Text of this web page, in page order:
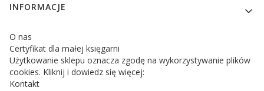
INFORMACJE
O nas
Certyfikat dla małej księgarni
Użytkowanie sklepu oznacza zgodę na wykorzystywanie plików
cookies. Kliknij i dowiedz się więcej:
Kontakt